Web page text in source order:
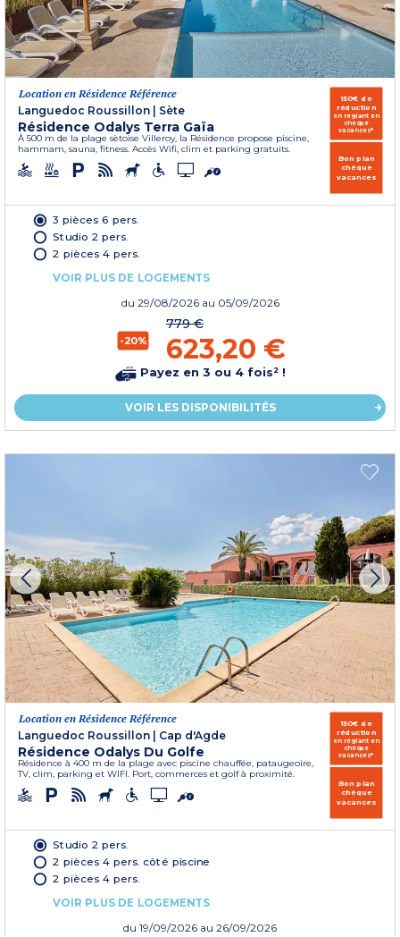
Location en Résidence Référence
Languedoc Roussillon
Sète
Résidence Odalys Terra Gaïa
À 500 m de la plage sètoise Villeroy, la Résidence propose piscine,
hammam, sauna, fitness. Accès Wifi, clim et parking gratuits.
150€ de
réduction
en réglant en
chèque
vacances*
Bon plan
chèque
vacances
3 pièces 6 pers.
Studio 2 pers.
2 pièces 4 pers.
VOIR PLUS DE LOGEMENTS
du 29/08/2026 au 05/09/2026
-20%
779 €
623,20 €
Payez en 3 ou 4 fois² !
VOIR LES DISPONIBILITÉS
Location en Résidence Référence
Languedoc Roussillon
Cap d'Agde
Résidence Odalys Du Golfe
Résidence à 400 m de la plage avec piscine chauffée, pataugeoire,
TV, clim, parking et WIFI. Port, commerces et golf à proximité.
150€ de
réduction
en réglant en
chèque
vacances*
Bon plan
chèque
vacances
Studio 2 pers.
2 pièces 4 pers. côté piscine
2 pièces 4 pers.
VOIR PLUS DE LOGEMENTS
du 19/09/2026 au 26/09/2026